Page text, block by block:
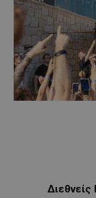
Διεθνείς